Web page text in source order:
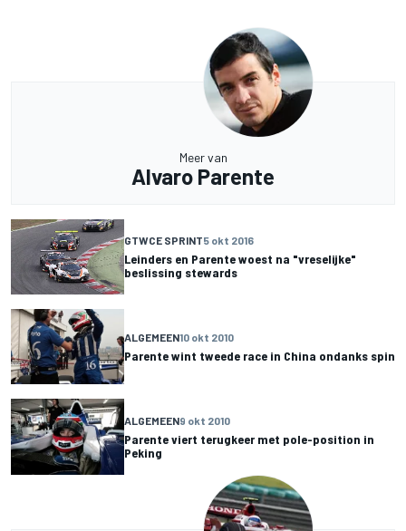
Meer van
Alvaro Parente
GTWCE SPRINT5 okt 2016
Leinders en Parente woest na "vreselijke"
beslissing stewards
ALGEMEEN10 okt 2010
Parente wint tweede race in China ondanks spin
ALGEMEEN9 okt 2010
Parente viert terugkeer met pole-position in
Peking